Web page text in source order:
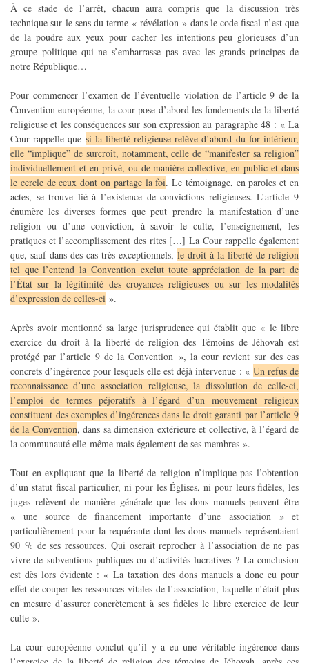
À ce stade de l’arrêt, chacun aura compris que la discussion très
technique sur le sens du terme « révélation » dans le code fiscal n’est que
de la poudre aux yeux pour cacher les intentions peu glorieuses d’un
groupe politique qui ne s’embarrasse pas avec les grands principes de
notre République…
Pour commencer l’examen de l’éventuelle violation de l’article 9 de la
Convention européenne, la cour pose d’abord les fondements de la liberté
religieuse et les conséquences sur son expression au paragraphe 48 : « La
Cour rappelle que si la liberté religieuse relève d’abord du for intérieur,
elle “implique” de surcroît, notamment, celle de “manifester sa religion”
individuellement et en privé, ou de manière collective, en public et dans
le cercle de ceux dont on partage la foi. Le témoignage, en paroles et en
actes, se trouve lié à l’existence de convictions religieuses. L’article 9
énumère les diverses formes que peut prendre la manifestation d’une
religion ou d’une conviction, à savoir le culte, l’enseignement, les
pratiques et l’accomplissement des rites […] La Cour rappelle également
que, sauf dans des cas très exceptionnels, le droit à la liberté de religion
tel que l’entend la Convention exclut toute appréciation de la part de
l’État sur la légitimité des croyances religieuses ou sur les modalités
d’expression de celles-ci ».
Après avoir mentionné sa large jurisprudence qui établit que « le libre
exercice du droit à la liberté de religion des Témoins de Jéhovah est
protégé par l’article 9 de la Convention », la cour revient sur des cas
concrets d’ingérence pour lesquels elle est déjà intervenue : « Un refus de
reconnaissance d’une association religieuse, la dissolution de celle-ci,
l’emploi de termes péjoratifs à l’égard d’un mouvement religieux
constituent des exemples d’ingérences dans le droit garanti par l’article 9
de la Convention, dans sa dimension extérieure et collective, à l’égard de
la communauté elle-même mais également de ses membres ».
Tout en expliquant que la liberté de religion n’implique pas l’obtention
d’un statut fiscal particulier, ni pour les Églises, ni pour leurs fidèles, les
juges relèvent de manière générale que les dons manuels peuvent être
« une source de financement importante d’une association » et
particulièrement pour la requérante dont les dons manuels représentaient
90 % de ses ressources. Qui oserait reprocher à l’association de ne pas
vivre de subventions publiques ou d’activités lucratives ? La conclusion
est dès lors évidente : « La taxation des dons manuels a donc eu pour
effet de couper les ressources vitales de l’association, laquelle n’était plus
en mesure d’assurer concrètement à ses fidèles le libre exercice de leur
culte ».
La cour européenne conclut qu’il y a eu une véritable ingérence dans